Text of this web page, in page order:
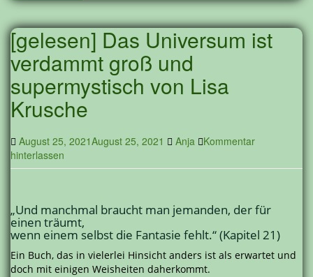
[gelesen] Das Universum ist
verdammt groß und
supermystisch von Lisa
Krusche
August 25, 2021August 25, 2021 Anja
Kommentar
hinterlassen
„Und manchmal braucht man jemanden, der für
einen träumt,
wenn einem selbst die Fantasie fehlt.“ (Kapitel 21)
Ein Buch, das in vielerlei Hinsicht anders ist als erwartet und
doch mit einigen Weisheiten daherkommt.